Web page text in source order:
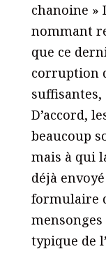
chanoine »
nommant
que ce
corruption
D’accord,
beaucoup
mais à qui
déjà
formulaire
typique de